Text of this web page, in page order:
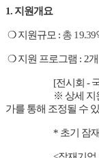
1. 지원개요
❍ 지원규모 : 총
❍ 지원 프로그램 : 2
[전시회 - 국내외
※ 상세 지원 내용
가를 통해 조정될 수
* 초기 잠재기업,